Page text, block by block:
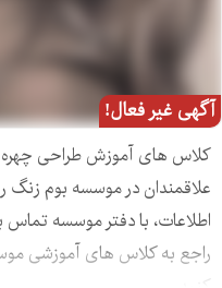
آگهی غیر فعال!
کلاس های آموزش طراحی چهره
علاقمندان در موسسه بوم
اطلاعات، با دفتر موسسه
راجع به کلاس های آموزشی